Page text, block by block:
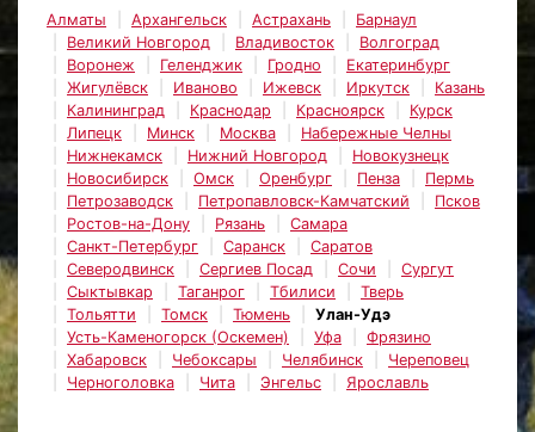
Алматы Архангельск Астрахань
Барнаул
Великий Новгород
Владивосток
Волгоград
Воронеж
Геленджик Гродно
Екатеринбург
Жигулёвск
Иваново Ижевск Иркутск
Казань
Калининград
Краснодар Красноярск
Курск
Липецк
Минск Москва
Набережные Челны
Нижнекамск
Нижний Новгород
Новокузнецк
Новосибирск
Омск Оренбург Пенза
Пермь
Петрозаводск
Петропавловск-Камчатский
Псков
Ростов-на-Дону
Рязань
Самара
Санкт-Петербург
Саранск
Саратов
Северодвинск
Сергиев Посад Сочи
Сургут
Сыктывкар
Таганрог Тбилиси
Тверь
Тольятти
Томск Тюмень
Улан-Удэ
Усть-Каменогорск (Оскемен)
Уфа
Фрязино
Хабаровск
Чебоксары Челябинск
Череповец
Черноголовка
Чита Энгельс Ярославль